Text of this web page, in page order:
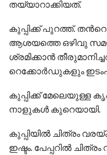
തയ്യാറാക്കിയത്.
കുപ്പിക്ക് പുറത്ത്.
ആശയത്തെ ഒഴിവു
ശ്രമിക്കാൻ
റെക്കോർഡുകളും
കുപ്പിക്ക് മേലെയുള്ള
നാളുകൾ കുറെയായി.
കുപ്പിയിൽ ചിത്രം
ഇഷ്ടം. പേപ്പറിൽ